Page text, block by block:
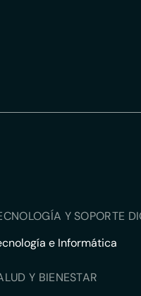
Y SOPORTE
e Informática
Y BIENESTAR